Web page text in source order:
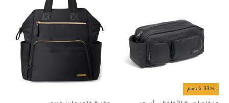
33% خصم